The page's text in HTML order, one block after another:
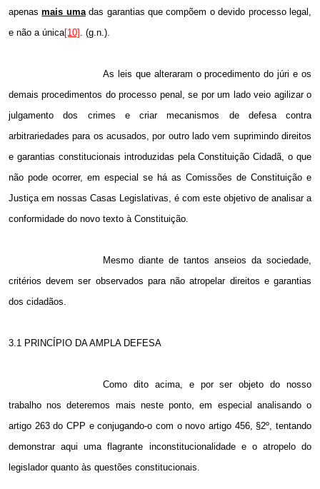
apenasmais umadas garantias que compõem o devido processo legal,
e não a única[10] . (g.n.).
As leis que alteraram o procedimento do júri e os
demais procedimentos do processo penal, se por um lado veio agilizar o
julgamento dos crimes e criar mecanismos de defesa contra
arbitrariedades para os acusados, por outro lado vem suprimindo direitos
e garantias constitucionais introduzidas pela Constituição Cidadã, o que
não pode ocorrer, em especial se há as Comissões de Constituição e
Justiça em nossas Casas Legislativas, é com este objetivo de analisar a
conformidade do novo texto à Constituição.
Mesmo diante de tantos anseios da sociedade,
critérios devem ser observados para não atropelar direitos e garantias
dos cidadãos.
3.1 PRINCÍPIO DA AMPLA DEFESA
Como dito acima, e por ser objeto do nosso
trabalho nos deteremos mais neste ponto, em especial analisando o
artigo 263 do CPP e conjugando-o com o novo artigo 456, §2º, tentando
demonstrar aqui uma flagrante inconstitucionalidade e o atropelo do
legislador quanto às questões constitucionais.